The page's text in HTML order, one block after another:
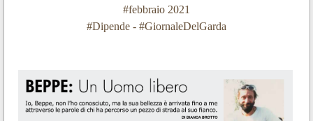
#febbraio 2021
#Dipende - #GiornaleDelGarda